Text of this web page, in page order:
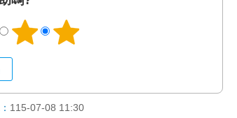
115-07-08 11:30